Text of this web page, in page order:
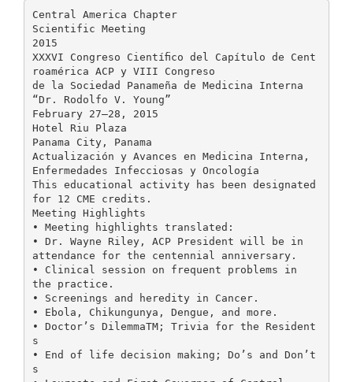
Central America Chapter
Scientific Meeting
2015
XXXVI Congreso Cientíﬁco del Capítulo de Cent
roamérica ACP y VIII Congreso
de la Sociedad Panameña de Medicina Interna
“Dr. Rodolfo V. Young”
February 27–28, 2015
Hotel Riu Plaza
Panama City, Panama
Actualización y Avances en Medicina Interna,
Enfermedades Infecciosas y Oncología
This educational activity has been designated
for 12 CME credits.
Meeting Highlights
• Meeting highlights translated:
• Dr. Wayne Riley, ACP President will be in
attendance for the centennial anniversary.
• Clinical session on frequent problems in
the practice.
• Screenings and heredity in Cancer.
• Ebola, Chikungunya, Dengue, and more.
• Doctor’s DilemmaTM; Trivia for the Resident
s
• End of life decision making; Do’s and Don’t
s